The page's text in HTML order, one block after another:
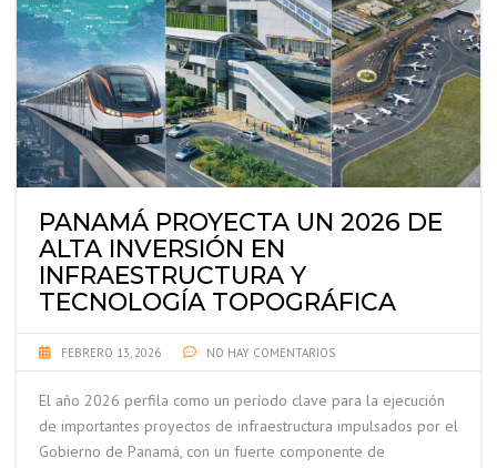
PANAMÁ PROYECTA UN 2026 DE
ALTA INVERSIÓN EN
INFRAESTRUCTURA Y
TECNOLOGÍA TOPOGRÁFICA
FEBRERO 13, 2026 NO HAY COMENTARIOS
El año 2026 perfila como un período clave para la ejecución
de importantes proyectos de infraestructura impulsados por el
Gobierno de Panamá, con un fuerte componente de